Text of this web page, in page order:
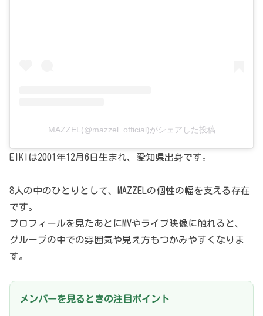
MAZZEL(@mazzel_official)がシェアした投稿
EIKIは2001年12月6日生まれ、愛知県出身です。
8人の中のひとりとして、MAZZELの個性の幅を支える存在
です。
プロフィールを見たあとにMVやライブ映像に触れると、
グループの中での雰囲気や見え方もつかみやすくなりま
す。
メンバーを見るときの注目ポイント